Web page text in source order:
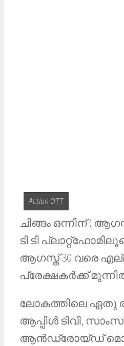
Action OTT
ചിങ്ങം ഒന്നിന് (
ടി ടി
ആഗസ്ത് 30 വരെ
പ്രേക്ഷകർക്ക്
ലോകത്തിലെ ഏതു
ആപ്പിൾ ടിവി,
ആൻഡ്രോയ്ഡ്